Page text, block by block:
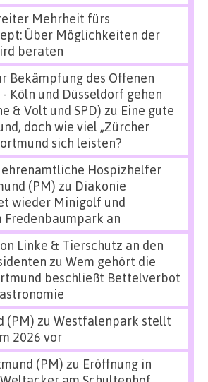
Mehrheit fürs
Über Möglichkeiten der
beraten
Bekämpfung des Offenen
Köln und Düsseldorf gehen
& Volt und SPD) zu Eine gute
doch wie viel „Zürcher
sich leisten?
Hospizhelfer
(PM) zu Diakonie
wieder Minigolf und
Fredenbaumpark an
Linke & Tierschutz an den
zu Wem gehört die
beschließt Bettelverbot
(PM) zu Westfalenpark stellt
2026 vor
(PM) zu Eröffnung in